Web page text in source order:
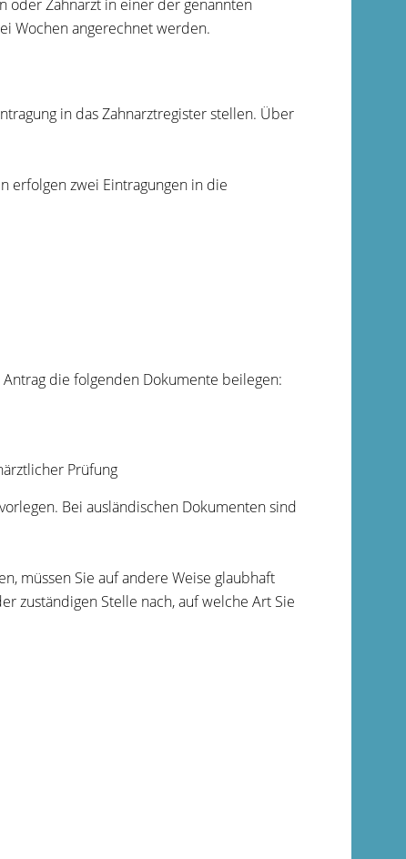
oder Zahnarzt in einer der genannten
Wochen angerechnet werden.
in das Zahnarztregister stellen. Über
erfolgen zwei Eintragungen in die
die folgenden Dokumente beilegen:
Prüfung
Bei ausländischen Dokumenten sind
müssen Sie auf andere Weise glaubhaft
zuständigen Stelle nach, auf welche Art Sie